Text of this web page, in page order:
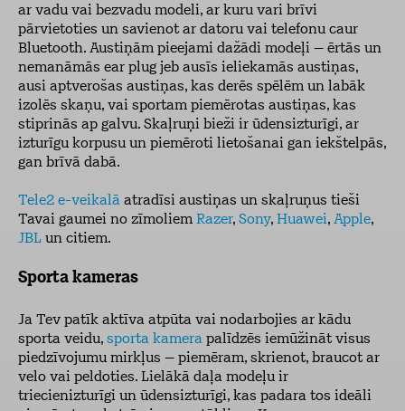
ar vadu vai bezvadu modeli, ar kuru vari brīvi
pārvietoties un savienot ar datoru vai telefonu caur
Bluetooth. Austiņām pieejami dažādi modeļi – ērtās un
nemanāmās ear plug jeb ausīs ieliekamās austiņas,
ausi aptverošas austiņas, kas derēs spēlēm un labāk
izolēs skaņu, vai sportam piemērotas austiņas, kas
stiprinās ap galvu. Skaļruņi bieži ir ūdensizturīgi, ar
izturīgu korpusu un piemēroti lietošanai gan iekštelpās,
gan brīvā dabā.
Tele2 e-veikalā atradīsi austiņas un skaļruņus tieši
Tavai gaumei no zīmoliem Razer, Sony, Huawei, Apple,
JBL un citiem.
Sporta kameras
Ja Tev patīk aktīva atpūta vai nodarbojies ar kādu
sporta veidu, sporta kamera palīdzēs iemūžināt visus
piedzīvojumu mirkļus – piemēram, skrienot, braucot ar
velo vai peldoties. Lielākā daļa modeļu ir
triecienizturīgi un ūdensizturīgi, kas padara tos ideāli